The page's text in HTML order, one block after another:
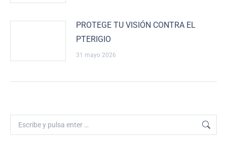
PROTEGE TU VISIÓN CONTRA EL
PTERIGIO
31 mayo 2026